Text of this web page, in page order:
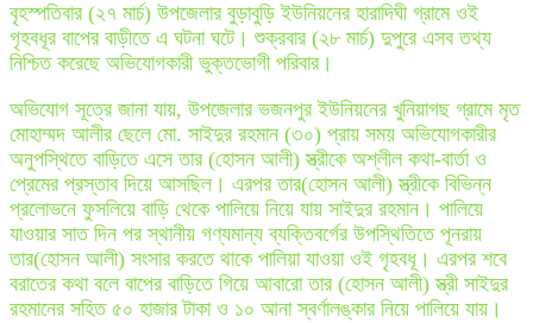
বৃহস্পতিবার (২৭ মার্চ) উপজেলার বুড়াবুড়ি ইউনিয়নের হারাদিঘী গ্রামে ওই
গৃহবধূর বাপের বাড়ীতে এ ঘটনা ঘটে। শুক্রবার (২৮ মার্চ) দুপুরে এসব তথ্য
নিশ্চিত করেছে অভিযোগকারী ভুক্তভোগী পরিবার।
অভিযোগ সূত্রে জানা যায়, উপজেলার ভজনপুর ইউনিয়নের খুনিয়াগছ গ্রামে মৃত
মোহাম্মদ আলীর ছেলে মো. সাইদুর রহমান (৩০) প্রায় সময় অভিযোগকারীর
অনুপস্থিতে বাড়িতে এসে তার (হোসন আলী) স্ত্রীকে অশ্লীল কথা-বার্তা ও
প্রেমের প্রস্তাব দিয়ে আসছিল। এরপর তার(হোসন আলী) স্ত্রীকে বিভিন্ন
প্রলোভনে ফুসলিয়ে বাড়ি থেকে পালিয়ে নিয়ে যায় সাইদুর রহমান। পালিয়ে
যাওয়ার সাত দিন পর স্থানীয় গণ্যমান্য ব্যক্তিবর্গের উপস্থিতিতে পূনরায়
তার(হোসন আলী) সংসার করতে থাকে পালিয়া যাওয়া ওই গৃহবধূ। এরপর শবে
বরাতের কথা বলে বাপের বাড়িতে গিয়ে আবারো তার (হোসন আলী) স্ত্রী সাইদুর
রহমানের সহিত ৫০ হাজার টাকা ও ১০ আনা স্বর্ণালঙ্কার নিয়ে পালিয়ে যায়।